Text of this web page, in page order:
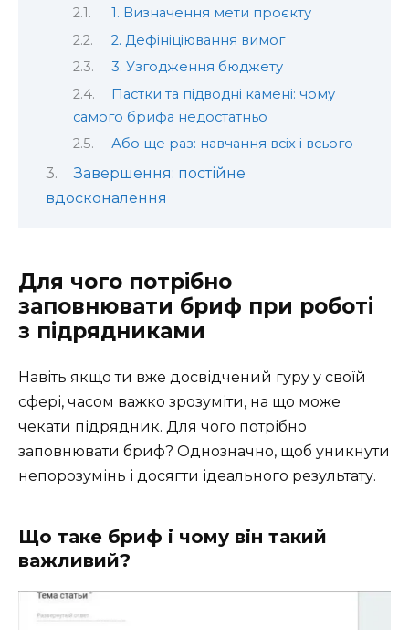
1. Визначення мети проєкту
2. Дефініціювання вимог
3. Узгодження бюджету
Пастки та підводні камені: чому
самого брифа недостатньо
Або ще раз: навчання всіх і всього
Завершення: постійне
вдосконалення
Для чого потрібно
заповнювати бриф при роботі
з підрядниками
Навіть якщо ти вже досвідчений гуру у своїй
сфері, часом важко зрозуміти, на що може
чекати підрядник. Для чого потрібно
заповнювати бриф? Однозначно, щоб уникнути
непорозумінь і досягти ідеального результату.
Що таке бриф і чому він такий
важливий?